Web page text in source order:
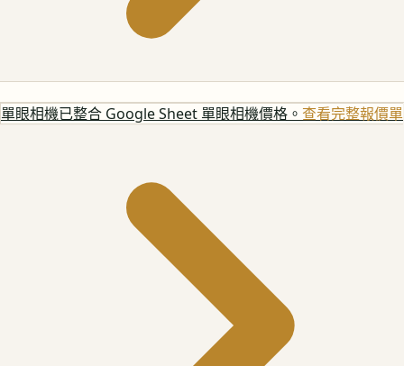
單眼相機已整合 Google Sheet 單眼相機價格。 查看完整報價單